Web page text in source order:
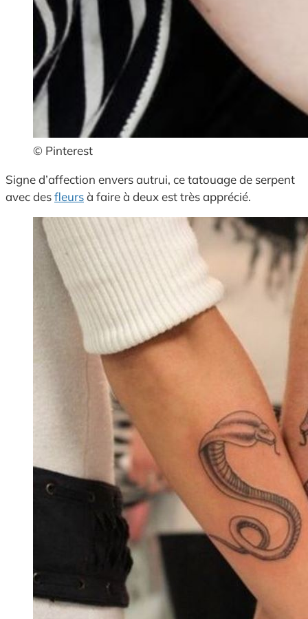
© Pinterest
Signe d’affection envers autrui, ce tatouage de serpent
avec desfleursà faire à deux est très apprécié.